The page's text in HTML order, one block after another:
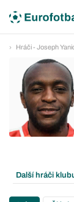
Hráči - Joseph
Další hráči